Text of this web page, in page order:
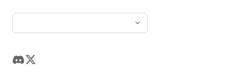
Tourstopps und Blumencluster und
fügen Sie keine zusätzlichen Charaktere
hellblauer, lächelnder Baby-Dinosaurier
Vordergrund; 11 graue,